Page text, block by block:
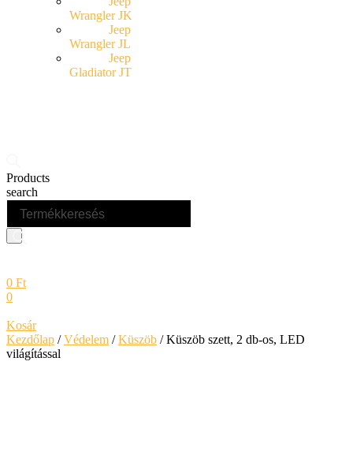
Wrangler JK
Jeep
Wrangler JL
Jeep
Gladiator JT
Products
search
0 Ft
0
Kosár
Kezdőlap /Védelem /Küszöb / Küszöb szett, 2 db-os, LED
világítással